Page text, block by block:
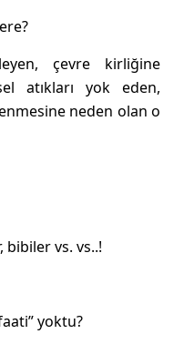
çevre kirliğine
atıkları yok eden,
neden olan o
bibiler vs. vs..!
yoktu?